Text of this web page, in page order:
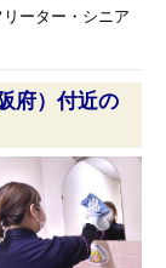
ーター・シニア
府）付近の